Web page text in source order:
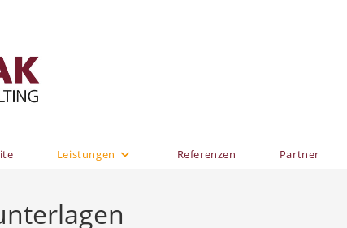
Leistungen Referenzen Partner